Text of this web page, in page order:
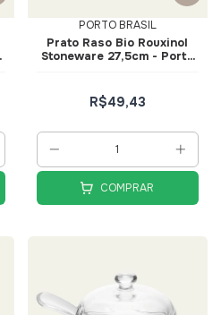
PORTO BRASIL
Prato Raso Bio Rouxinol
Stoneware 27,5cm - Porto
R$49,43
COMPRAR